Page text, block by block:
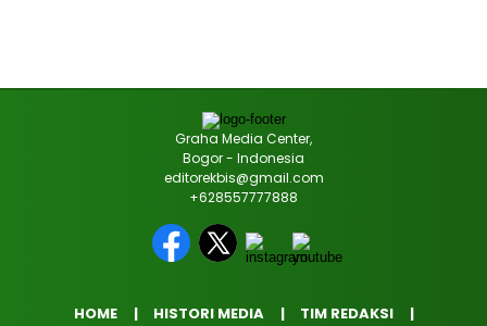
Graha Media Center,
Bogor - Indonesia
editorekbis@gmail.com
+628557777888
HOME HISTORI MEDIA
TIM REDAKSI